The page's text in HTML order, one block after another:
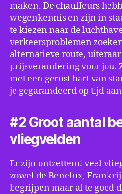
maken. De chauffeurs
wegenkennis en zijn in
te kiezen naar de
verkeersproblemen
alternatieve route,
prijsverandering voor jou.
met een gerust hart van
je gegarandeerd op tijd
#2 Groot aantal
vliegvelden
Er zijn ontzettend veel
zowel de Benelux,
begrijpen maar al te goed